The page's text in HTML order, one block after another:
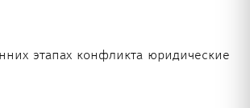
этапах конфликта юридические